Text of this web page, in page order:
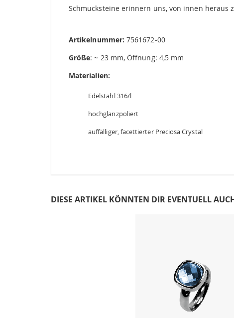
Schmucksteine erinnern uns, von innen heraus
Artikelnummer: 7561672-00
Größe: ~ 23 mm, Öffnung: 4,5 mm
Materialien:
Edelstahl 316/l
hochglanzpoliert
auffälliger, facettierter Preciosa Crystal
DIESE ARTIKEL KÖNNTEN DIR EVENTUELL